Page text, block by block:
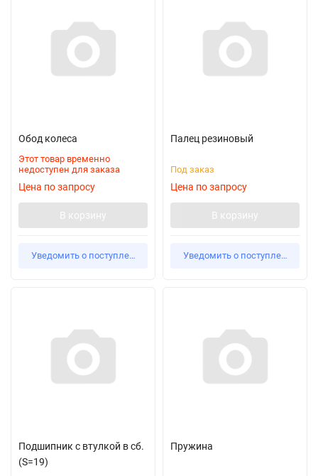
Обод колеса
Этот товар временно
недоступен для заказа
Цена по запросу
В корзину
Уведомить о поступлении
Палец резиновый
Под заказ
Цена по запросу
В корзину
Уведомить о поступлении
Подшипник с втулкой в сб.
(S=19)
Пружина